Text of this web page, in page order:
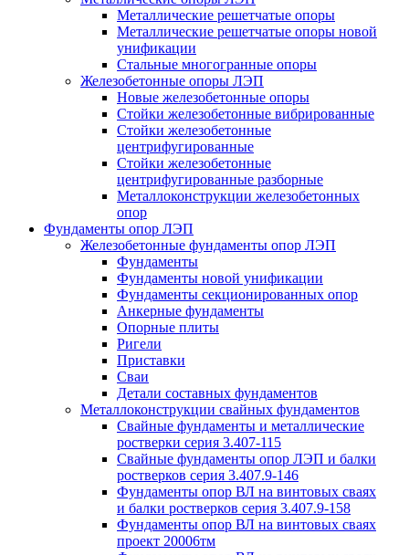
Металлические решетчатые опоры
Металлические решетчатые опоры новой
унификации
Стальные многогранные опоры
Железобетонные опоры ЛЭП
Новые железобетонные опоры
Стойки железобетонные вибрированные
Стойки железобетонные
центрифугированные
Стойки железобетонные
центрифугированные разборные
Металлоконструкции железобетонных
опор
Фундаменты опор ЛЭП
Железобетонные фундаменты опор ЛЭП
Фундаменты
Фундаменты новой унификации
Фундаменты секционированных опор
Анкерные фундаменты
Опорные плиты
Ригели
Приставки
Сваи
Детали составных фундаментов
Металлоконструкции свайных фундаментов
Свайные фундаменты и металлические
ростверки серия 3.407-115
Свайные фундаменты опор ЛЭП и балки
ростверков серия 3.407.9-146
Фундаменты опор ВЛ на винтовых сваях
и балки ростверков серия 3.407.9-158
Фундаменты опор ВЛ на винтовых сваях
проект 20006тм